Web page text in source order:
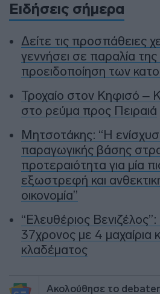
Ειδήσεις σήμερα
Δείτε τις προσπάθειες
γεννήσει σε παραλία
προειδοποίηση των
Τροχαίο στον Κηφισό –
στο ρεύμα προς Πειραιά
Μητσοτάκης: “Η
παραγωγικής βάσης
προτεραιότητα για μία
εξωστρεφή και
οικονομία”
“Ελευθέριος
37χρονος με 4 μαχαίρια
κλαδέματος
Ακολούθησε το